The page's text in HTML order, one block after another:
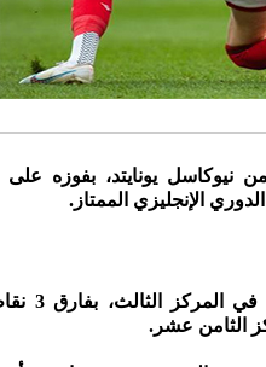
من نيوكاسل يونايتد، بفوزه
وارتفع رصيد الشياطين